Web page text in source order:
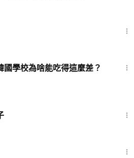
學校為啥能吃得這麼差？